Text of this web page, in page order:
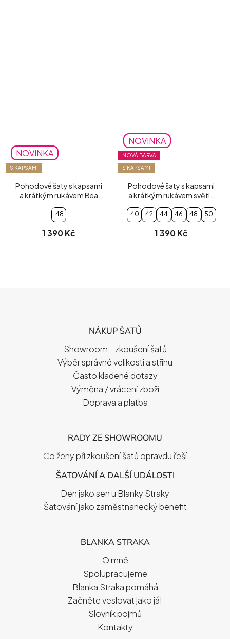
NOVINKA
S KAPSAMI
Pohodové šaty s kapsami
a krátkým rukávem Bea
zelené
48
1 390 Kč
NOVINKA
NOVÁ BARVA
S KAPSAMI
Pohodové šaty s kapsami
a krátkým rukávem světle
modré
40 42 44 46 48 50
1 390 Kč
NÁKUP ŠATŮ
Showroom - zkoušení šatů
Výběr správné velikosti a střihu
Často kladené dotazy
Výměna / vrácení zboží
Doprava a platba
RADY ZE SHOWROOMU
Co ženy při zkoušení šatů opravdu řeší
ŠATOVÁNÍ A DALŠÍ UDÁLOSTI
Den jako sen u Blanky Straky
Šatování jako zaměstnanecký benefit
BLANKA STRAKA
O mně
Spolupracujeme
Blanka Straka pomáhá
Začněte veslovat jako já!
Slovník pojmů
Kontakty